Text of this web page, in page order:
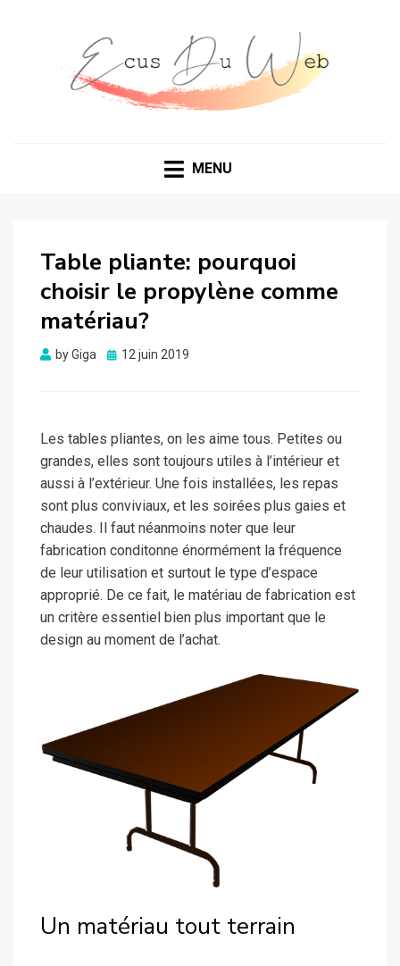
MENU
Table pliante: pourquoi
choisir le propylène comme
matériau?
byGiga
Posted
12 juin 2019
Les tables pliantes, on les aime tous. Petites ou
grandes, elles sont toujours utiles à l’intérieur et
aussi à l’extérieur. Une fois installées, les repas
sont plus conviviaux, et les soirées plus gaies et
chaudes. Il faut néanmoins noter que leur
fabrication conditonne énormément la fréquence
de leur utilisation et surtout le type d’espace
approprié. De ce fait, le matériau de fabrication est
un critère essentiel bien plus important que le
design au moment de l’achat.
Un matériau tout terrain